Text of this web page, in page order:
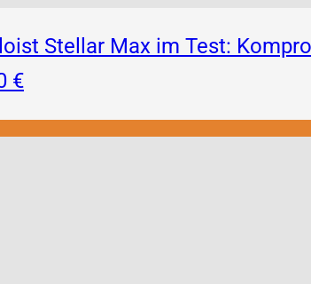
Stellar Max im Test:
€